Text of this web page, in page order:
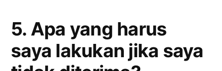
5. Apa yang harus
saya lakukan jika saya